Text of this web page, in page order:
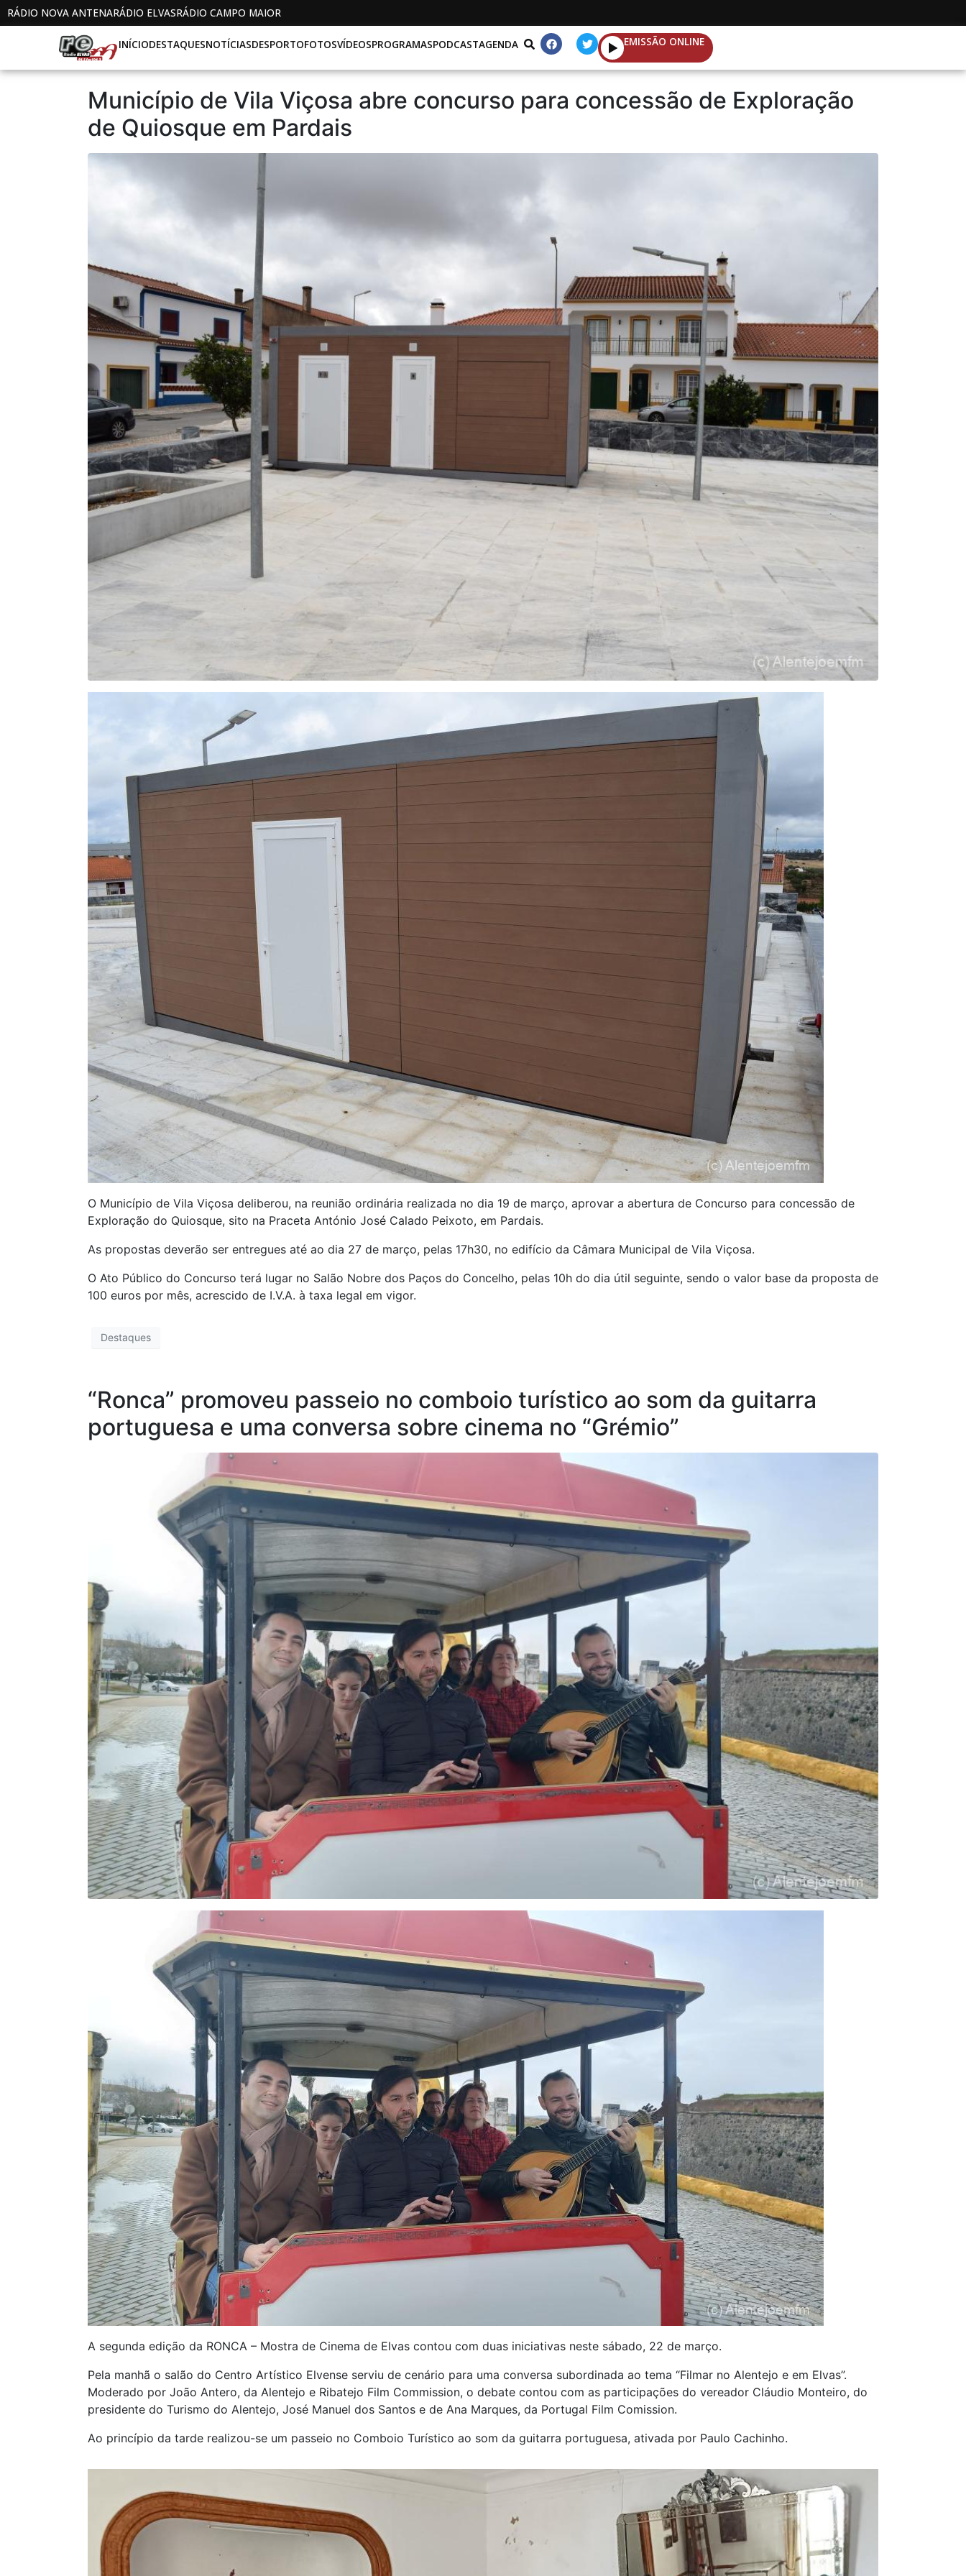
RÁDIO NOVA ANTENARÁDIO ELVASRÁDIO CAMPO MAIOR
INÍCIODESTAQUESNOTÍCIASDESPORTOFOTOSVÍDEOSPROGRAMASPODCASTAGENDA EMISSÃO ONLINE
Município de Vila Viçosa abre concurso para concessão de Exploração
de Quiosque em Pardais
O Município de Vila Viçosa deliberou, na reunião ordinária realizada no dia 19 de março, aprovar a abertura de Concurso para concessão de
Exploração do Quiosque, sito na Praceta António José Calado Peixoto, em Pardais.
As propostas deverão ser entregues até ao dia 27 de março, pelas 17h30, no edifício da Câmara Municipal de Vila Viçosa.
O Ato Público do Concurso terá lugar no Salão Nobre dos Paços do Concelho, pelas 10h do dia útil seguinte, sendo o valor base da proposta de
100 euros por mês, acrescido de I.V.A. à taxa legal em vigor.
Destaques
“Ronca” promoveu passeio no comboio turístico ao som da guitarra
portuguesa e uma conversa sobre cinema no “Grémio”
A segunda edição da RONCA – Mostra de Cinema de Elvas contou com duas iniciativas neste sábado, 22 de março.
Pela manhã o salão do Centro Artístico Elvense serviu de cenário para uma conversa subordinada ao tema “Filmar no Alentejo e em Elvas”.
Moderado por João Antero, da Alentejo e Ribatejo Film Commission, o debate contou com as participações do vereador Cláudio Monteiro, do
presidente do Turismo do Alentejo, José Manuel dos Santos e de Ana Marques, da Portugal Film Comission.
Ao princípio da tarde realizou-se um passeio no Comboio Turístico ao som da guitarra portuguesa, ativada por Paulo Cachinho.